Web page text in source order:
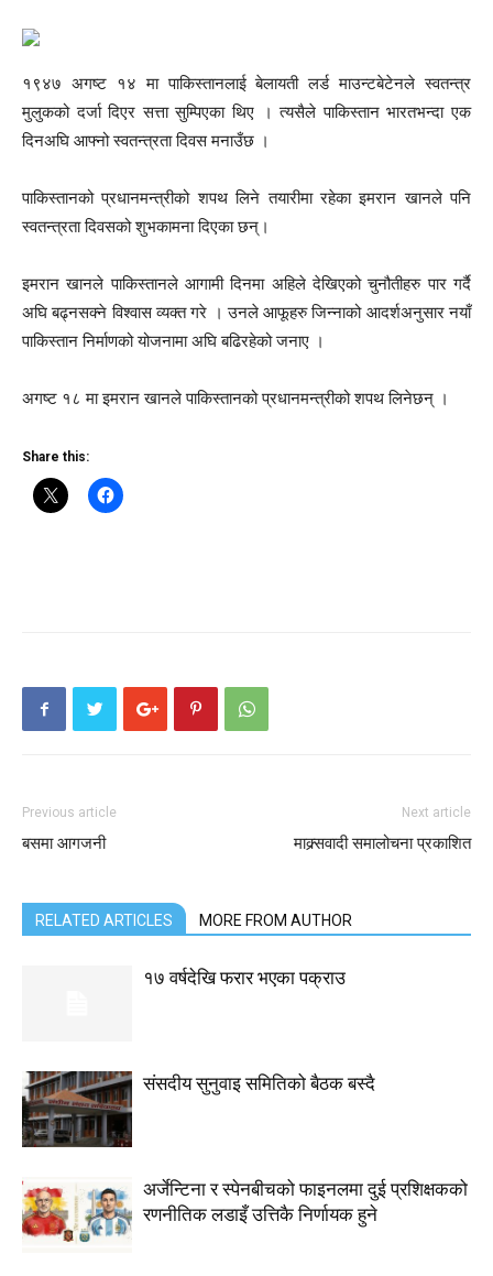
१९४७ अगष्ट १४ मा पाकिस्तानलाई बेलायती लर्ड माउन्टबेटेनले स्वतन्त्र
मुलुकको दर्जा दिएर सत्ता सुम्पिएका थिए । त्यसैले पाकिस्तान भारतभन्दा एक
दिनअघि आफ्नो स्वतन्त्रता दिवस मनाउँछ ।
पाकिस्तानको प्रधानमन्त्रीको शपथ लिने तयारीमा रहेका इमरान खानले पनि
स्वतन्त्रता दिवसको शुभकामना दिएका छन्।
इमरान खानले पाकिस्तानले आगामी दिनमा अहिले देखिएको चुनौतीहरु पार गर्दै
अघि बढ्नसक्ने विश्वास व्यक्त गरे । उनले आफूहरु जिन्नाको आदर्शअनुसार नयाँ
पाकिस्तान निर्माणको योजनामा अघि बढिरहेको जनाए ।
अगष्ट १८ मा इमरान खानले पाकिस्तानको प्रधानमन्त्रीको शपथ लिनेछन् ।
Share this:
Previous article
बसमा आगजनी
Next article
माक्र्सवादी समालोचना प्रकाशित
RELATED ARTICLES MORE FROM AUTHOR
१७ वर्षदेखि फरार भएका पक्राउ
संसदीय सुनुवाइ समितिको बैठक बस्दै
अर्जेन्टिना र स्पेनबीचको फाइनलमा दुई प्रशिक्षकको
रणनीतिक लडाइँ उत्तिकै निर्णायक हुने